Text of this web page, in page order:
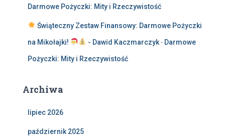
Darmowe Pożyczki: Mity i Rzeczywistość
Świąteczny Zestaw Finansowy: Darmowe Pożyczki
na Mikołajki! - Dawid Kaczmarczyk- Darmowe
Pożyczki: Mity i Rzeczywistość
Archiwa
lipiec 2026
październik 2025